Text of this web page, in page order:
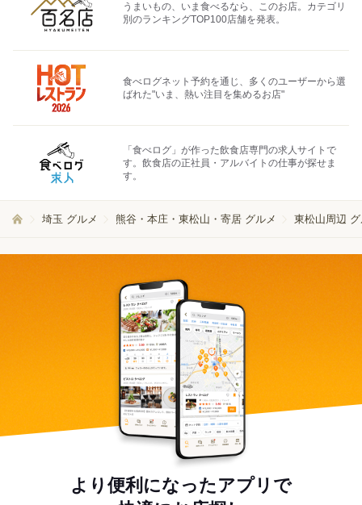
うまいもの、いま食べるなら、このお店。カテゴリ
別のランキングTOP100店舗を発表。
食べログネット予約を通じ、多くのユーザーから選
ばれた"いま、熱い注目を集めるお店"
「食べログ」が作った飲食店専門の求人サイトで
す。飲食店の正社員・アルバイトの仕事が探せま
す。
埼玉 グルメ 熊谷・本庄・東松山・寄居 グルメ 東松山周辺
より便利になったアプリで